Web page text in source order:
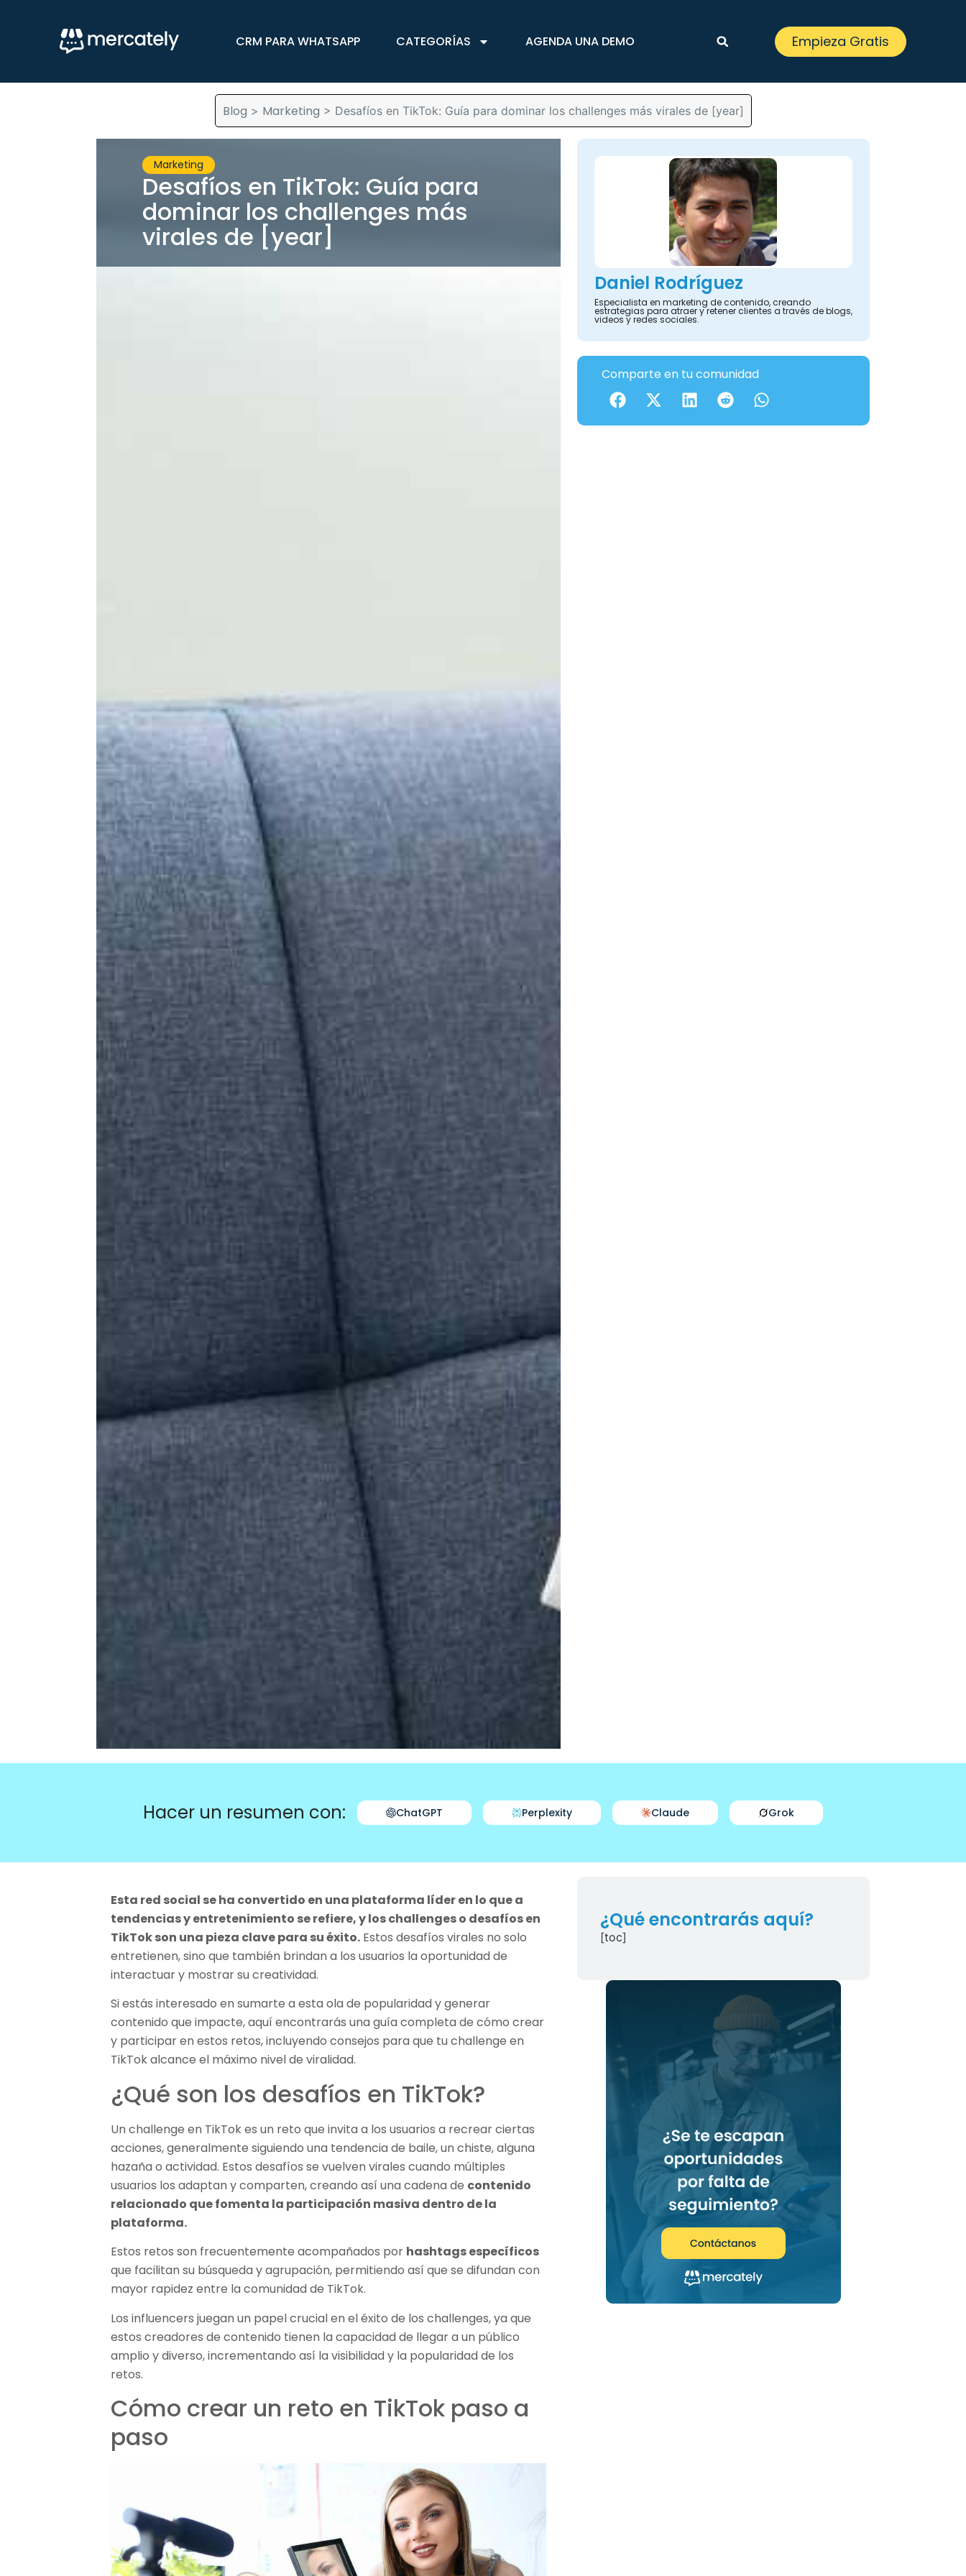
CRM PARA WHATSAPP CATEGORÍAS AGENDA UNA DEMO Empieza Gratis
Blog > Marketing > Desafíos en TikTok: Guía para dominar los challenges más virales de [year]
Marketing
Desafíos en TikTok: Guía para
dominar los challenges más
virales de [year]
Daniel Rodríguez
Especialista en marketing de contenido, creando
estrategias para atraer y retener clientes a través de blogs,
videos y redes sociales.
Comparte en tu comunidad
Hacer un resumen con: ChatGPT Perplexity Claude Grok
Esta red social se ha convertido en una plataforma líder en lo que a
tendencias y entretenimiento se refiere, y los challenges o desafíos en
TikTok son una pieza clave para su éxito. Estos desafíos virales no solo
entretienen, sino que también brindan a los usuarios la oportunidad de
interactuar y mostrar su creatividad.
Si estás interesado en sumarte a esta ola de popularidad y generar
contenido que impacte, aquí encontrarás una guía completa de cómo crear
y participar en estos retos, incluyendo consejos para que tu challenge en
TikTok alcance el máximo nivel de viralidad.
¿Qué son los desafíos en TikTok?
Un challenge en TikTok es un reto que invita a los usuarios a recrear ciertas
acciones, generalmente siguiendo una tendencia de baile, un chiste, alguna
hazaña o actividad. Estos desafíos se vuelven virales cuando múltiples
usuarios los adaptan y comparten, creando así una cadena de contenido
relacionado que fomenta la participación masiva dentro de la
plataforma.
Estos retos son frecuentemente acompañados por hashtags específicos
que facilitan su búsqueda y agrupación, permitiendo así que se difundan con
mayor rapidez entre la comunidad de TikTok.
Los influencers juegan un papel crucial en el éxito de los challenges, ya que
estos creadores de contenido tienen la capacidad de llegar a un público
amplio y diverso, incrementando así la visibilidad y la popularidad de los
retos.
Cómo crear un reto en TikTok paso a
paso
¿Qué encontrarás aquí?
[toc]